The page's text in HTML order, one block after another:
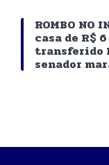
ROMBO NO
casa de R$
transferido
senador